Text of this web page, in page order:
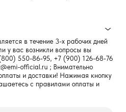
в течение 3-х рабочих дней
у вас возникли вопросы вы
550-86-95, +7 (900) 126-68-76
official.ru ; Внимательно
и доставки! Нажимая кнопку
с правилами оплаты и